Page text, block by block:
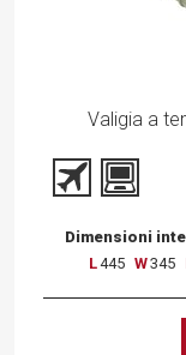
Valigia a
Dimensioni
L445 W345